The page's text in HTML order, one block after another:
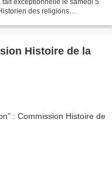
des religions
Histoire de la